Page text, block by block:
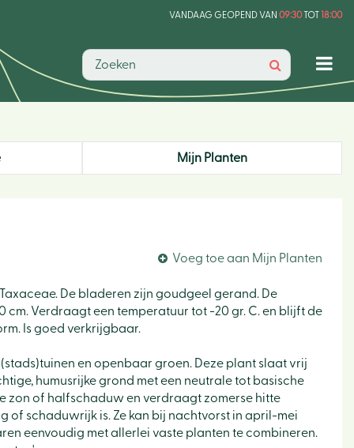
VANDAAG GEOPEND VAN 09:30TOT18:00
Mijn Planten
Voeg toe aan Mijn Planten
De bladeren zijn goudgeel gerand. De
cm. Verdraagt een temperatuur tot -20 gr. C. en blijft de
Is goed verkrijgbaar.
en openbaar groen. Deze plant slaat vrij
humusrijke grond met een neutrale tot basische
zon of halfschaduw en verdraagt zomerse hitte
of schaduwrijk is. Ze kan bij nachtvorst in april-mei
eenvoudig met allerlei vaste planten te combineren.